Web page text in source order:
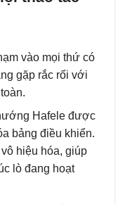
vào mọi thứ có
gặp rắc rối với
Hafele được
bảng điều khiển.
hiệu hóa, giúp
lò đang hoạt